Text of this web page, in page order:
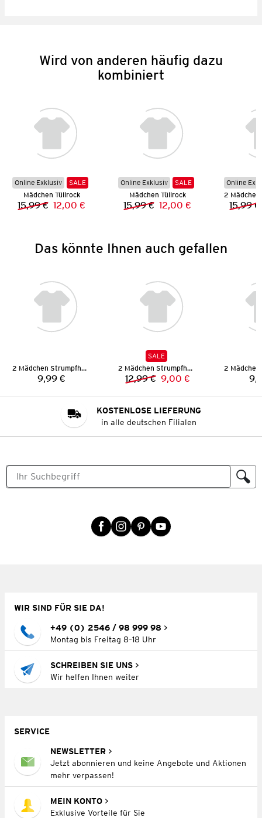
Wird von anderen häufig dazu
kombiniert
Online Exklusiv
SALE
Mädchen Tüllrock
Vorheriger Preis:
15,99 € Neuer Preis:
12,00 €
Online Exklusiv
SALE
Mädchen Tüllrock
Vorheriger Preis:
15,99 € Neuer Preis:
12,00 €
Online
15,99 €
Das könnte Ihnen auch gefallen
2 Mädchen Strumpfhosen
Preis:
9,99 €
SALE
2 Mädchen Strumpfhosen
Vorheriger Preis:
12,99 € Neuer Preis:
9,00 €
KOSTENLOSE LIEFERUNG
in alle deutschen Filialen
WIR SIND FÜR SIE DA!
+49 (0) 2546 / 98 999 98
Montag bis Freitag 8–18 Uhr
SCHREIBEN SIE UNS
Wir helfen Ihnen weiter
SERVICE
NEWSLETTER
Jetzt abonnieren und keine Angebote und Aktionen
mehr verpassen!
MEIN KONTO
Exklusive Vorteile für Sie